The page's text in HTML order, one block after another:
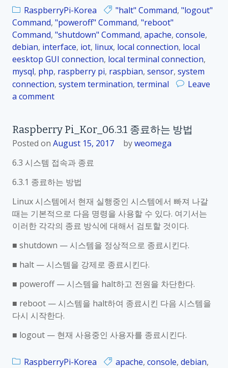
6
3
.
3
D
e
t
o
p
w
n
d
o
w
서
의
시
스
종
료
RaspberryPi-Korea "halt" Command, "logout"
Command, "poweroff" Command, "reboot"
Command, "shutdown" Command, apache, console,
debian, interface, iot, linux, local connection, local
eesktop GUI connection, local terminal connection,
mysql, php, raspberry pi, raspbian, sensor, system
connection, system termination, terminal
Leave
a comment
a
s
p
b
e
r
y
P
i
K
o
_
0
Raspberry Pi_Kor_06.3.1 종료하는 방법
Posted on August 15, 2017 byweomega
6.3 시스템 접속과 종료
6.3.1 종료하는 방법
Linux 시스템에서 현재 실행중인 시스템에서 빠져 나갈
때는 기본적으로 다음 명령을 사용할 수 있다. 여기서는
이러한 각각의 종료 방식에 대해서 검토할 것이다.
■ shutdown — 시스템을 정상적으로 종료시킨다.
■ halt — 시스템을 강제로 종료시킨다.
■ poweroff — 시스템을 halt하고 전원을 차단한다.
■ reboot — 시스템을 halt하여 종료시킨 다음 시스템을
다시 시작한다.
■ logout — 현재 사용중인 사용자를 종료시킨다.
RaspberryPi-Korea apache, console, debian,